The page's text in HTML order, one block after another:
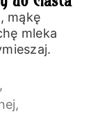
mąkę
mleka